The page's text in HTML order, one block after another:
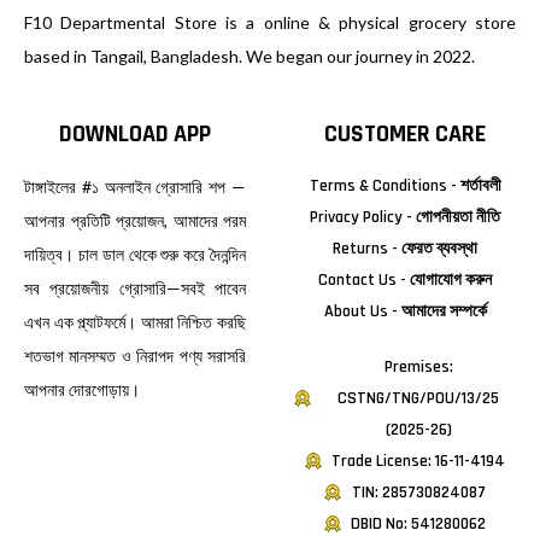
F10 Departmental Store is a online & physical grocery store
based in Tangail, Bangladesh. We began our journey in 2022.
DOWNLOAD APP
টাঙ্গাইলের #১ অনলাইন গ্রোসারি শপ —
আপনার প্রতিটি প্রয়োজন, আমাদের পরম
দায়িত্ব। চাল ডাল থেকে শুরু করে দৈনন্দিন
সব প্রয়োজনীয় গ্রোসারি—সবই পাবেন
এখন এক প্ল্যাটফর্মে। আমরা নিশ্চিত করছি
শতভাগ মানসম্মত ও নিরাপদ পণ্য সরাসরি
আপনার দোরগোড়ায়।
CUSTOMER CARE
Terms & Conditions - শর্তাবলী
Privacy Policy - গোপনীয়তা নীতি
Returns - ফেরত ব্যবস্থা
Contact Us - যোগাযোগ করুন
About Us - আমাদের সম্পর্কে
Premises:
CSTNG/TNG/POU/13/25
(2025-26)
Trade License: 16-11-4194
TIN: 285730824087
DBID No: 541280062